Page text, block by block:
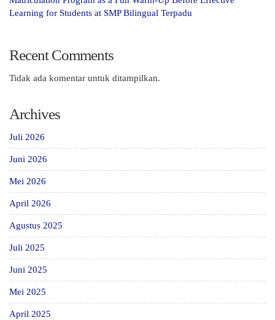
Learning for Students at SMP Bilingual Terpadu
Recent Comments
Tidak ada komentar untuk ditampilkan.
Archives
Juli 2026
Juni 2026
Mei 2026
April 2026
Agustus 2025
Juli 2025
Juni 2025
Mei 2025
April 2025